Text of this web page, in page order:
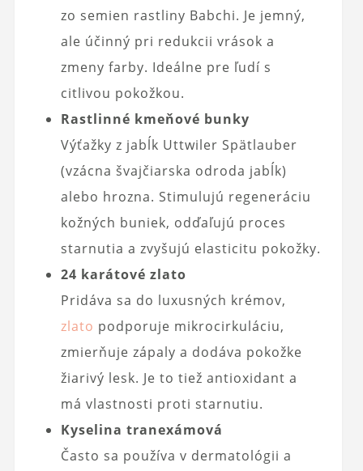
zo semien rastliny Babchi. Je jemný,
ale účinný pri redukcii vrások a
zmeny farby. Ideálne pre ľudí s
citlivou pokožkou.
Rastlinné kmeňové bunky
Výťažky z jabĺk Uttwiler Spätlauber
(vzácna švajčiarska odroda jabĺk)
alebo hrozna. Stimulujú regeneráciu
kožných buniek, odďaľujú proces
starnutia a zvyšujú elasticitu pokožky.
24 karátové zlato
Pridáva sa do luxusných krémov,
zlato podporuje mikrocirkuláciu,
zmierňuje zápaly a dodáva pokožke
žiarivý lesk. Je to tiež antioxidant a
má vlastnosti proti starnutiu.
Kyselina tranexámová
Často sa používa v dermatológii a